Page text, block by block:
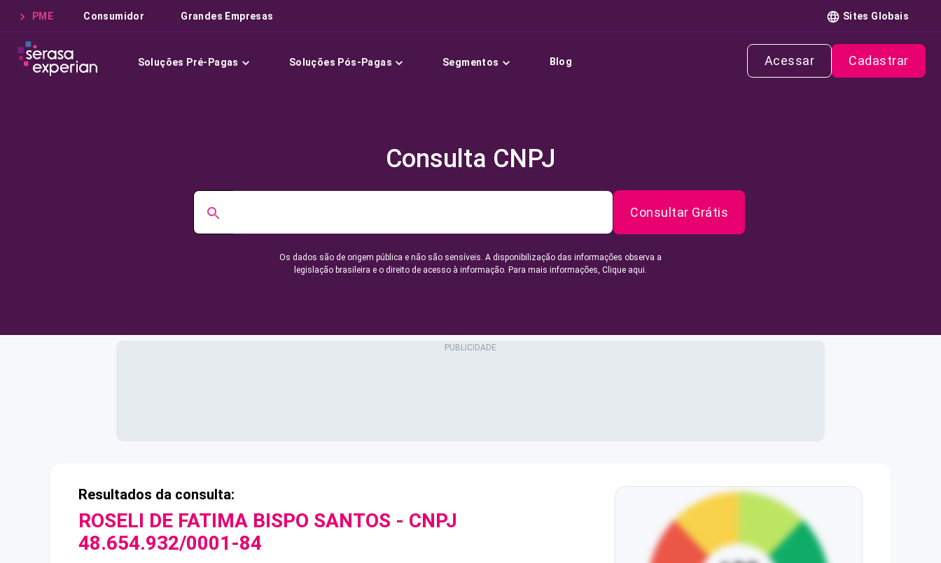
PME Consumidor Grandes Empresas Sites Globais
Soluções Pré-Pagas Soluções Pós-Pagas Segmentos Blog Acessar Cadastrar
Consulta CNPJ
Consultar Grátis
Os dados são de origem pública e não são sensíveis. A disponibilização das informações observa a
legislação brasileira e o direito de acesso à informação. Para mais informações, Clique aqui.
Resultados da consulta:
ROSELI DE FATIMA BISPO SANTOS - CNPJ
48.654.932/0001-84